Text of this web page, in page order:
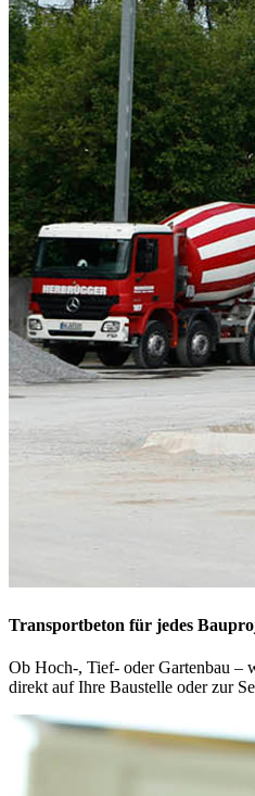
Transportbeton für jedes
Ob Hoch-, Tief- oder Gartenbau –
direkt auf Ihre Baustelle oder zur